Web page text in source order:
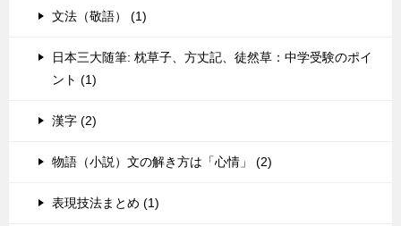
文法（敬語） (1)
日本三大随筆: 枕草子、方丈記、徒然草：中学受験のポイ
ント (1)
漢字 (2)
物語（小説）文の解き方は「心情」 (2)
表現技法まとめ (1)